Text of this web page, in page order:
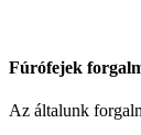
Fúrófejek
Az általunk